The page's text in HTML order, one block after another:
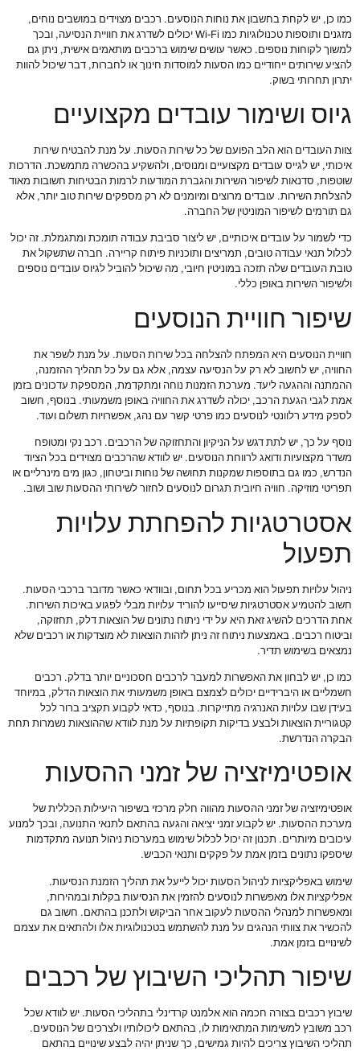
כמו כן, יש לקחת בחשבון את נוחות הנוסעים. רכבים מצוידים במושבים נוחים,
מזגנים ותוספות טכנולוגיות כמו Wi-Fi יכולים לשדרג את חוויית הנסיעה, ובכך
למשוך לקוחות נוספים. כאשר עושים שימוש ברכבים מותאמים אישית, ניתן גם
להציע שירותים ייחודיים כמו הסעות למוסדות חינוך או לחברות, דבר שיכול להוות
יתרון תחרותי בשוק.
גיוס ושימור עובדים מקצועיים
צוות העובדים הוא הלב הפועם של כל שירות הסעות. על מנת להבטיח שירות
איכותי, יש לגייס עובדים מקצועיים ומנוסים, ולהשקיע בהכשרה מתמשכת. הדרכות
שוטפות, סדנאות לשיפור השירות והגברת המודעות לרמות הבטיחות חשובות מאוד
להצלחת השירות. עובדים מרוצים ומיומנים לא רק מספקים שירות טוב יותר, אלא
גם תורמים לשיפור המוניטין של החברה.
כדי לשמור על עובדים איכותיים, יש ליצור סביבת עבודה תומכת ומתגמלת. זה יכול
לכלול תנאי עבודה טובים, תמריצים ותוכניות פיתוח קריירה. חברה שתשקול את
טובת העובדים שלה תזכה במוניטין חיובי, מה שיכול להוביל לגיוס עובדים נוספים
ולשיפור השירות באופן כללי.
שיפור חוויית הנוסעים
חוויית הנוסעים היא המפתח להצלחה בכל שירות הסעות. על מנת לשפר את
החוויה, יש לחשוב לא רק על הנסיעה עצמה, אלא גם על כל תהליך ההזמנה,
ההמתנה וההגעה ליעד. מערכת הזמנות נוחה ומתקדמת, המספקת עדכונים בזמן
אמת לגבי הגעת הרכב, יכולה לשדרג את החוויה באופן משמעותי. בנוסף, חשוב
לספק מידע רלוונטי לנוסעים כמו פרטי קשר עם נהג, אפשרויות תשלום ועוד.
נוסף על כך, יש לתת דגש על הניקיון והתחזוקה של הרכבים. רכב נקי ומטופח
משדר מקצועיות ודואג לרווחת הנוסעים. יש לוודא שהרכבים מצוידים בכל הציוד
הנדרש, כמו גם בתוספות שמקנות תחושה של נוחות וביטחון, כגון מים מינרליים או
תפריטי מוזיקה. חוויה חיובית תגרום לנוסעים לחזור לשירותי ההסעות שוב ושוב.
אסטרטגיות להפחתת עלויות
תפעול
ניהול עלויות תפעול הוא מכריע בכל תחום, ובוודאי כאשר מדובר ברכבי הסעות.
חשוב להטמיע אסטרטגיות שיסייעו להוריד עלויות מבלי לפגוע באיכות השירות.
אחת הדרכים להשיג זאת היא על ידי ניתוח נתונים של הוצאות דלק, תחזוקה,
וביטוח רכבים. באמצעות ניתוח זה ניתן לזהות הוצאות לא מוצדקות או רכבים שלא
נמצאים בשימוש תדיר.
כמו כן, יש לבחון את האפשרות למעבר לרכבים חסכוניים יותר בדלק. רכבים
חשמליים או היברידיים יכולים לצמצם באופן משמעותי את הוצאות הדלק, במיוחד
בעידן שבו עלויות האנרגיה מתייקרות. בנוסף, כדאי לקבוע תקציב ברור לכל
קטגוריית הוצאות ולבצע בדיקות תקופתיות על מנת לוודא שההוצאות נשמרות תחת
הבקרה הנדרשת.
אופטימיזציה של זמני ההסעות
אופטימיזציה של זמני ההסעות מהווה חלק מרכזי בשיפור היעילות הכללית של
מערכת ההסעות. יש לקבוע זמני יציאה והגעה בהתאם לתנאי התנועה, ובכך למנוע
עיכובים מיותרים. תכנון זה יכול לכלול שימוש במערכות ניהול תנועה מתקדמות
שיספקו נתונים בזמן אמת על פקקים ותנאי הכביש.
שימוש באפליקציות לניהול הסעות יכול לייעל את תהליך הזמנת הנסיעות.
אפליקציות אלו מאפשרות לנוסעים להזמין את הנסיעות בקלות ובמהירות,
ומאפשרות למנהלי ההסעות לעקוב אחר הביקוש ולתכנן בהתאם. חשוב גם
להכשיר את צוותי הנהגים על מנת להשתמש בטכנולוגיות אלו ולהתאים את עצמם
לשינויים בזמן אמת.
שיפור תהליכי השיבוץ של רכבים
שיבוץ רכבים בצורה חכמה הוא אלמנט קרדינלי בתהליכי הסעות. יש לוודא שכל
רכב משובץ למשימות המתאימות לו, בהתאם ליכולותיו ולצרכים של הנוסעים.
תהליכי השיבוץ צריכים להיות גמישים, כך שניתן יהיה לבצע שינויים בהתאם